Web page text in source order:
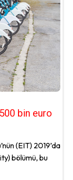
bin euro
(EIT) 2019’da
bölümü, bu